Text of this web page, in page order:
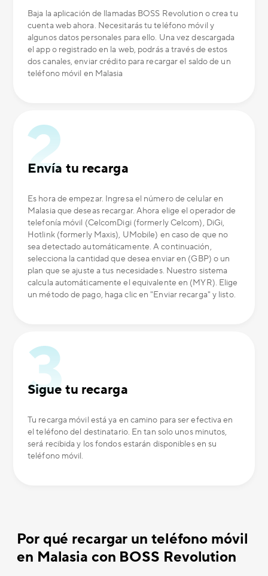
Baja la aplicación de llamadas BOSS Revolution o crea tu
cuenta web ahora. Necesitarás tu teléfono móvil y
algunos datos personales para ello. Una vez descargada
el app o registrado en la web, podrás a través de estos
dos canales, enviar crédito para recargar el saldo de un
teléfono móvil en Malasia
Envía tu recarga
Es hora de empezar. Ingresa el número de celular en
Malasia que deseas recargar. Ahora elige el operador de
telefonía móvil (CelcomDigi (formerly Celcom), DiGi,
Hotlink (formerly Maxis), UMobile) en caso de que no
sea detectado automáticamente. A continuación,
selecciona la cantidad que desea enviar en (GBP) o un
plan que se ajuste a tus necesidades. Nuestro sistema
calcula automáticamente el equivalente en (MYR). Elige
un método de pago, haga clic en "Enviar recarga" y listo.
Sigue tu recarga
Tu recarga móvil está ya en camino para ser efectiva en
el teléfono del destinatario. En tan solo unos minutos,
será recibida y los fondos estarán disponibles en su
teléfono móvil.
Por qué recargar un teléfono móvil
en Malasia con BOSS Revolution